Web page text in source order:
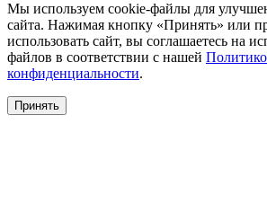
Мы используем cookie-файлы для
сайта. Нажимая кнопку «Принять» или
использовать сайт, вы соглашаетесь на
файлов в соответствии с нашей
конфиденциальности.
Принять